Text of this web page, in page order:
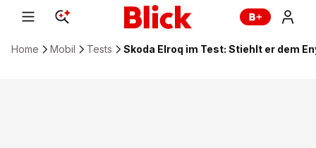
Home Mobil Tests Skoda Elroq im Test: Stiehlt er dem